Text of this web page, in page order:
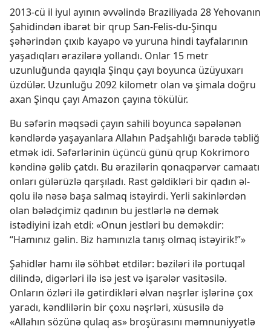
2013-cü il iyul ayının əvvəlində Braziliyada 28 Yehovanın
Şahidindən ibarət bir qrup San-Felis-du-Şinqu
şəhərindən çıxıb kayapo və yuruna hindi tayfalarının
yaşadıqları ərazilərə yollandı. Onlar 15 metr
uzunluğunda qayıqla Şinqu çayı boyunca üzüyuxarı
üzdülər. Uzunluğu 2092 kilometr olan və şimala doğru
axan Şinqu çayı Amazon çayına tökülür.
Bu səfərin məqsədi çayın sahili boyunca səpələnən
kəndlərdə yaşayanlara Allahın Padşahlığı barədə təbliğ
etmək idi. Səfərlərinin üçüncü günü qrup Kokrimoro
kəndinə gəlib çatdı. Bu ərazilərin qonaqpərvər camaatı
onları gülərüzlə qarşıladı. Rast gəldikləri bir qadın əl-
qolu ilə nəsə başa salmaq istəyirdi. Yerli sakinlərdən
olan bələdçimiz qadının bu jestlərlə nə demək
istədiyini izah etdi: «Onun jestləri bu deməkdir:
“Hamınız gəlin. Biz hamınızla tanış olmaq istəyirik!”»
Şahidlər hamı ilə söhbət etdilər: bəziləri ilə portuqal
dilində, digərləri ilə isə jest və işarələr vasitəsilə.
Onların özləri ilə gətirdikləri əlvan nəşrlər işlərinə çox
yaradı, kəndlilərin bir çoxu nəşrləri, xüsusilə də
«Allahın sözünə qulaq as» broşürasını məmnuniyyətlə